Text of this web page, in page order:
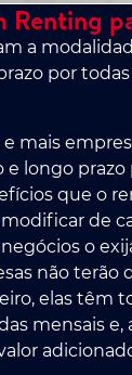
Renting
a
por
e mais
longo prazo
que o
de
o
não terão
elas têm
mensais e,